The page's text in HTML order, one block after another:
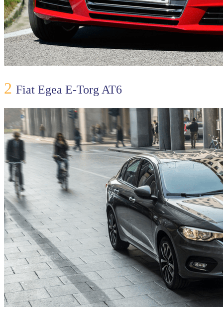
2 Fiat Egea E-Torg AT6